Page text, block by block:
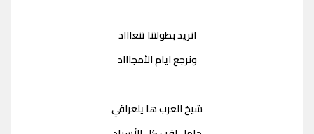
انريد بطولتنا تنعاااد
ونرجع ايام الأمجاااد
شيخ العرب ها يلعراقي